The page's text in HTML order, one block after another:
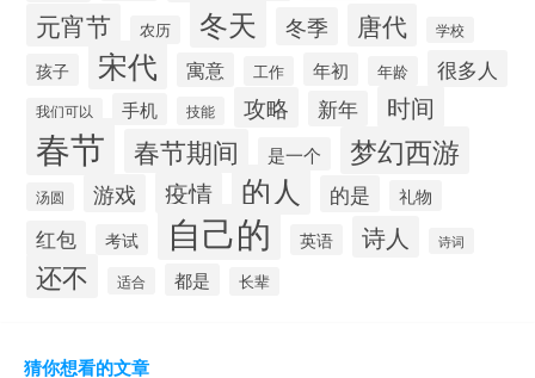
元宵节 农历 冬天 冬季 唐代 学校
孩子 宋代 寓意 工作 年初 年龄 很多人
我们可以 手机 技能 攻略 新年 时间
春节 春节期间 是一个 梦幻西游
汤圆 游戏 疫情 的人 的是 礼物
红包 考试 自己的 英语 诗人 诗词
还不 适合 都是 长辈
猜你想看的文章